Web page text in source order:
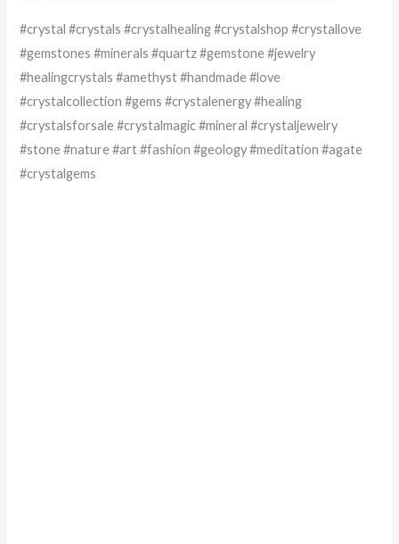
#crystal #crystals #crystalhealing #crystalshop #crystallove
#gemstones #minerals #quartz #gemstone #jewelry
#healingcrystals #amethyst #handmade #love
#crystalcollection #gems #crystalenergy #healing
#crystalsforsale #crystalmagic #mineral #crystaljewelry
#stone #nature #art #fashion #geology #meditation #agate
#crystalgems